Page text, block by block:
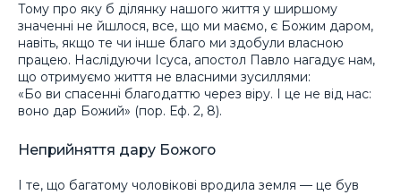
Тому про яку б ділянку нашого життя у ширшому
значенні не йшлося, все, що ми маємо, є Божим даром,
навіть, якщо те чи інше благо ми здобули власною
працею. Наслідуючи Ісуса, апостол Павло нагадує нам,
що отримуємо життя не власними зусиллями:
«Бо ви спасенні благодаттю через віру. І це не від нас:
воно дар Божий» (пор. Еф. 2, 8).
Неприйняття дару Божого
І те, що багатому чоловікові вродила земля — це був